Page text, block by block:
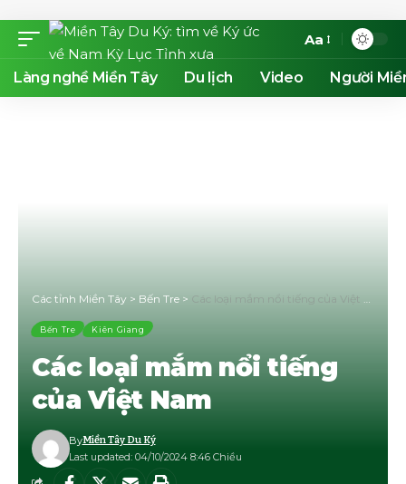
Aa
Làng nghề Miền Tây Du lịch Video Người
Các tỉnh Miền Tây > Bến Tre > Các loại mắm nổi tiếng của Việt Nam
Bến Tre Kiên Giang
Các loại mắm nổi tiếng
của Việt Nam
Last updated: 04/10/2024 8:46 Chiều
ByMiền Tây Du Ký